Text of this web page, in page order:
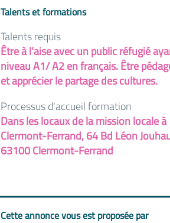
Talents et formations
Talents requis
Être à l’aise avec un public réfugié
niveau A1/ A2 en français. Être
et apprécier le partage des cultures.
Processus d'accueil formation
Dans les locaux de la mission locale à
Clermont-Ferrand, 64 Bd Léon
63100 Clermont-Ferrand
Cette annonce vous est proposée par